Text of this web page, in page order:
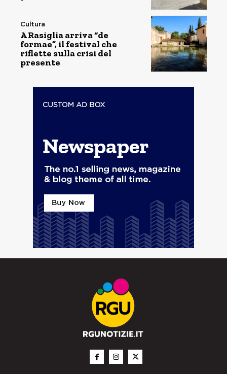
Cultura
A Rasiglia arriva “de
formae”, il festival che
riflette sulla crisi del
presente